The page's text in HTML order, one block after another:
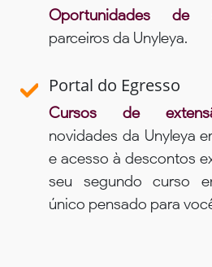
Oportunidades de
parceiros da Unyleya.
Portal do Egresso
Cursos de
novidades da Unyleya
e acesso à descontos
seu segundo curso
único pensado para